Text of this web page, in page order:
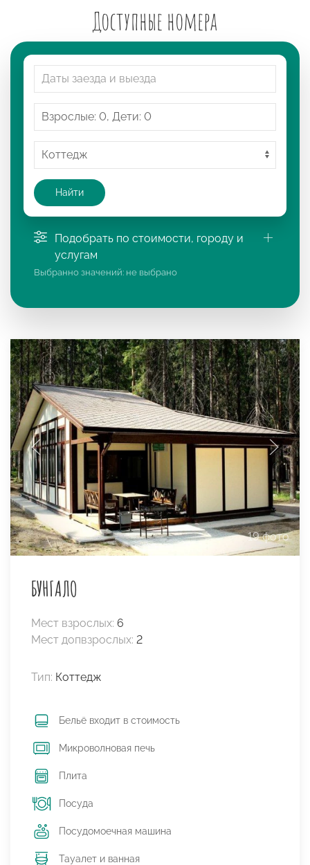
Доступные номера
Найти
Подобрать по стоимости, городу и
услугам
Выбранно значений: не выбрано
19 фото
БУНГАЛО
Мест взрослых: 6
Мест допвзрослых: 2
Тип: Коттедж
Бельё входит в стоимость
Микроволновая печь
Плита
Посуда
Посудомоечная машина
Тауалет и ванная